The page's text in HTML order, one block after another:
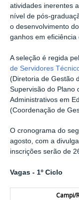
atividades inerentes
nível de pós-
o desenvolvimento
ganhos em
A seleção é regida
de Servidores
(Diretoria de Gestão
Supervisão do Plano
Administrativos em
(Coordenação de
O cronograma do
agosto, com a
inscrições serão de
Vagas - 1º Ciclo
Campi/